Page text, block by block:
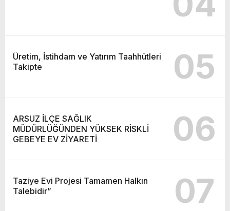
Üretim, İstihdam ve Yatırım Taahhütleri
Takipte
05
ARSUZ İLÇE SAĞLIK
MÜDÜRLÜĞÜNDEN YÜKSEK RİSKLİ
GEBEYE EV ZİYARETİ
06
Taziye Evi Projesi Tamamen Halkın
Talebidir”
07